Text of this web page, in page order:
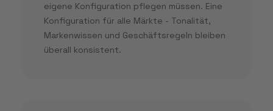
eigene Konfiguration pflegen müssen. Eine
Konfiguration für alle Märkte - Tonalität,
Markenwissen und Geschäftsregeln bleiben
überall konsistent.